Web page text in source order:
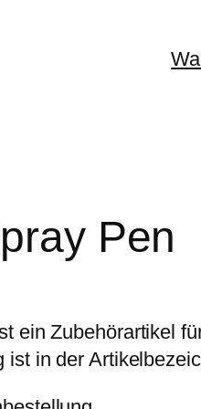
Pen
ein Zubehörartikel
ist in der